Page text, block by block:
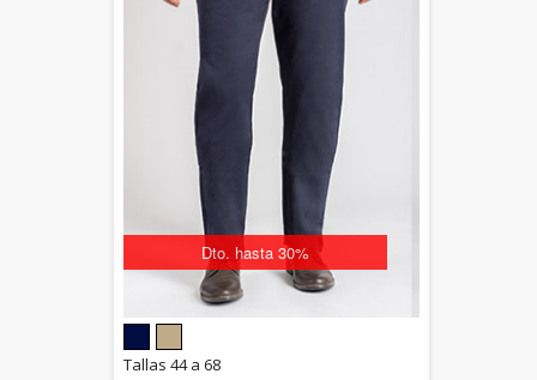
Dto. hasta 30%
Tallas 44 a 68